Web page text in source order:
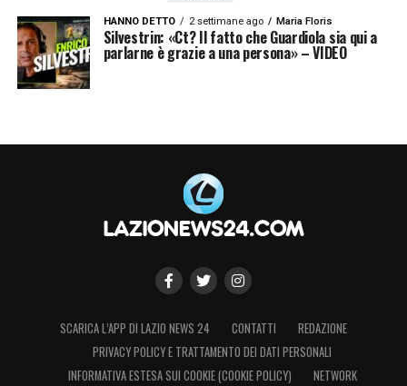
HANNO DETTO 2 settimane ago Maria Floris
Silvestrin: «Ct? Il fatto che Guardiola sia qui a
parlarne è grazie a una persona» – VIDEO
SCARICA L’APP DI LAZIO NEWS 24 CONTATTI
REDAZIONE
PRIVACY POLICY E TRATTAMENTO DEI DATI PERSONALI
INFORMATIVA ESTESA SUI COOKIE (COOKIE POLICY)
NETWORK